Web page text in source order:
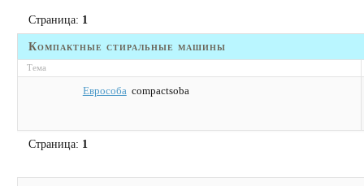
Компактные стиральные машины
Страница: 1
Тема
Еврособа compactsoba
Страница: 1